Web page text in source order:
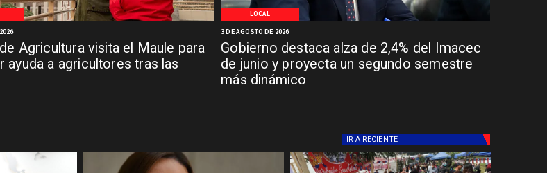
Agricultura visita el Maule para
ayuda a agricultores tras las
LOCAL
Gobierno destaca alza de 2,4% del Imacec
de junio y proyecta un segundo semestre
más dinámico
3 DE AGOSTO DE 2026
IR A RECIENTE